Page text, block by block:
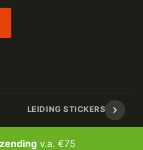
LEIDING STICKERS /
v.a. €75